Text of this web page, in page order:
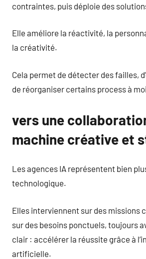
contraintes, puis déploie des
Elle améliore la réactivité, la
la créativité.
Cela permet de détecter des failles,
de réorganiser certains process à
vers une
machine créative et
Les agences IA représentent bien
technologique.
Elles interviennent sur des missions
sur des besoins ponctuels, toujours
clair : accélérer la réussite grâce à
artificielle.